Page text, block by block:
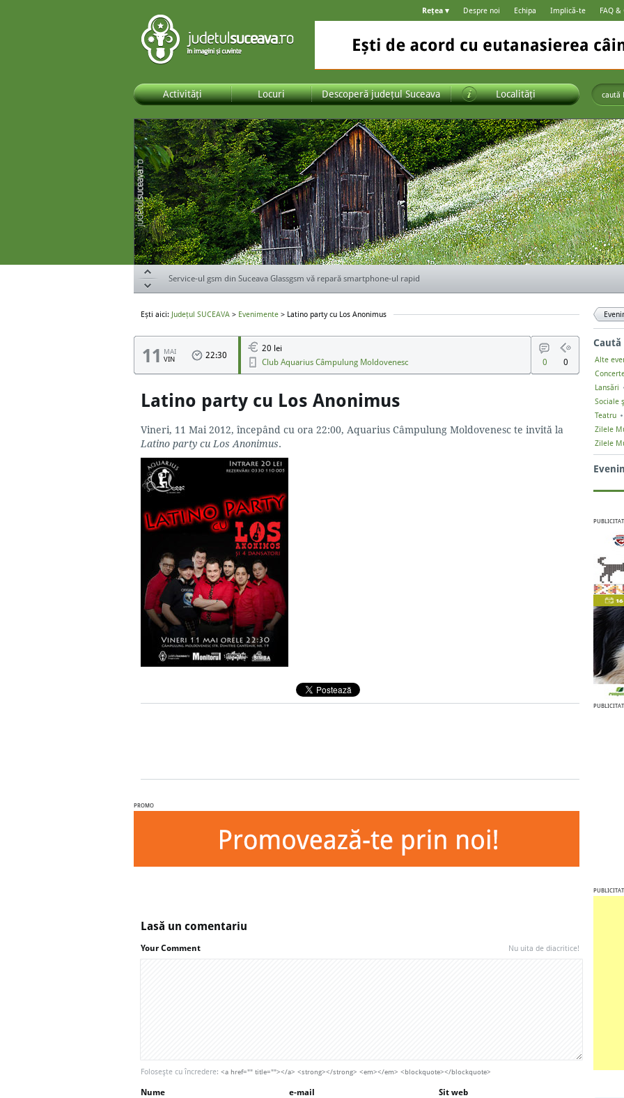
Activități Locuri Descoperă județul Suceava Localități
Despre noi Echipa Implică-te FAQ &
Rețea ▾
Specialiștii de la DOR Suceava te ajută să alegi ușile pentru casa ta
Ești aici: Județul SUCEAVA > Evenimente > Latino party cu Los Anonimus
Latino party cu Los Anonimus
11 MAI
VIN
22:30
20 lei
Club Aquarius Câmpulung Moldovenesc
0 0
Vineri, 11 Mai 2012, începând cu ora 22:00, Aquarius Câmpulung Moldovenesc te invită la
Latino party cu Los Anonimus.
PROMO
Lasă un comentariu
Your Comment Nu uita de diacritice!
Foloseşte cu încredere: <a href="" title=""></a> <strong></strong> <em></em> <blockquote></blockquote>
Nume e-mail Sit web
Caută
Alte
Lansări
Sociale
Teatru
Zilele
Zilele